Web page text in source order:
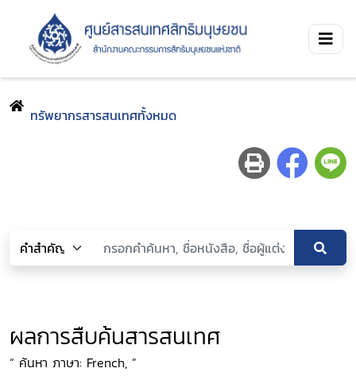
ทรัพยากรสารสนเทศทั้งหมด
ผลการสืบค้นสารสนเทศ
“ ค้นหา ภาษา: French, ”